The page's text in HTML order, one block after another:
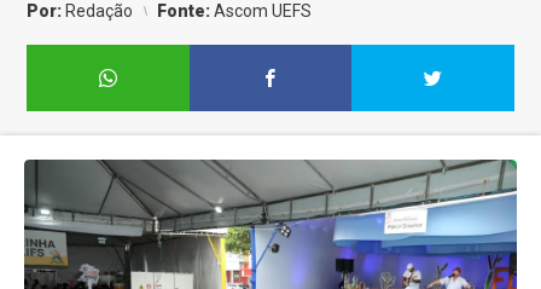
Por: Redação Fonte:Ascom UEFS